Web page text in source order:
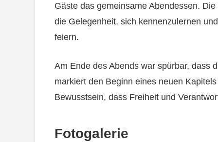
Gäste das gemeinsame Abendessen.
die Gelegenheit, sich kennenzulernen
feiern.
Am Ende des Abends war spürbar, dass
markiert den Beginn eines neuen
Bewusstsein, dass Freiheit und
Fotogalerie